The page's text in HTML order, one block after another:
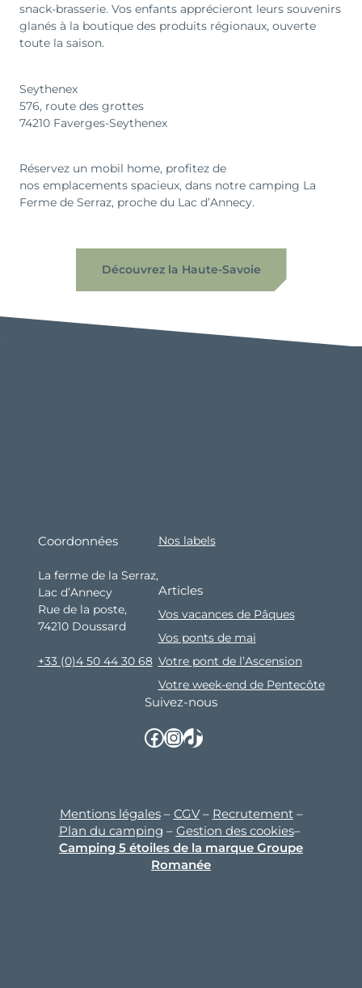
snack-brasserie. Vos enfants apprécieront leurs souvenirs
glanés à la boutique des produits régionaux, ouverte
toute la saison.
Seythenex
576, route des grottes
74210 Faverges-Seythenex
Réservez un mobil home, profitez de
nos emplacements spacieux, dans notre camping La
Ferme de Serraz, proche du Lac d’Annecy.
Découvrez la Haute-Savoie
Coordonnées
La ferme de la Serraz,
Lac d’Annecy
Rue de la poste,
74210 Doussard
+33 (0)4 50 44 30 68
Nos labels
Articles
Vos vacances de Pâques
Vos ponts de mai
Votre pont de l’Ascension
Votre week-end de Pentecôte
Suivez-nous
Facebook InstagramTikTok
Mentions légales– CGV– Recrutement–
Plan du camping – Gestion des cookies–
Camping 5 étoiles de la marque Groupe
Romanée